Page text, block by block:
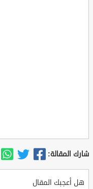
شارك المقالة:
هل أعجبك المقال